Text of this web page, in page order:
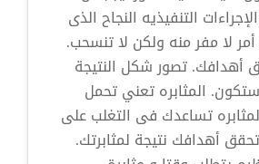
التنفيذيه النجاح الذى
لا مفر منه ولكن لا تنسحب.
تصور شكل النتيجة
المثابره تعني تحمل
تساعدك فى التغلب على
أهدافك نتيجة لمثابرتك.